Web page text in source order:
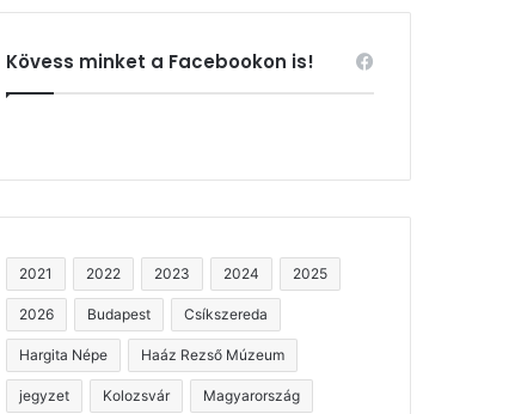
Kövess minket a Facebookon is!
2021 2022 2023 2024 2025
2026 Budapest Csíkszereda
Hargita Népe Haáz Rezső Múzeum
jegyzet Kolozsvár Magyarország